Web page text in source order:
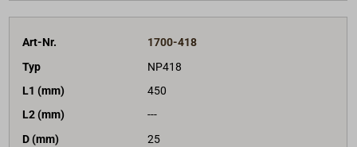
Art-Nr.
1700-418
Typ
NP418
L1 (mm)
450
L2 (mm)
---
D (mm)
25